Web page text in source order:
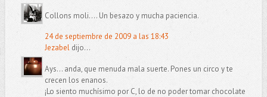
Collons moli.... Un besazo y mucha paciencia.
24 de septiembre de 2009 a las 18:43
Jezabeldijo...
Ays... anda, que menuda mala suerte. Pones un circo y te
crecen los enanos.
¡Lo siento muchísimo por C, lo de no poder tomar chocolate